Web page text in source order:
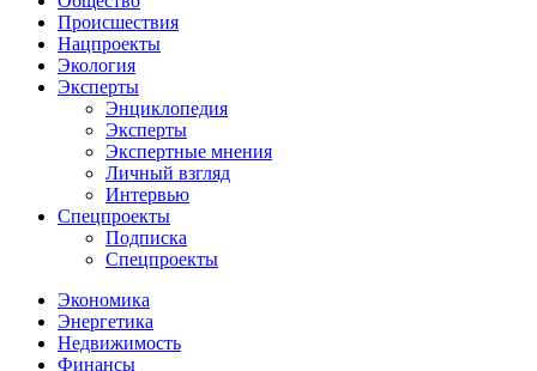
Происшествия
Нацпроекты
Экология
Эксперты
Энциклопедия
Эксперты
Экспертные мнения
Личный взгляд
Интервью
Спецпроекты
Подписка
Спецпроекты
Экономика
Энергетика
Недвижимость
Финансы